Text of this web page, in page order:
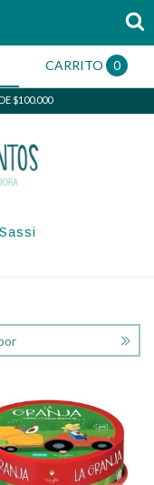
CARRITO 0
$100.000
Sassi